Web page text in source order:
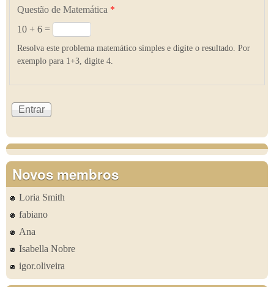
Questão de Matemática *
10 + 6 =
Resolva este problema matemático simples e digite o resultado. Por
exemplo para 1+3, digite 4.
Novos membros
Loria Smith
fabiano
Ana
Isabella Nobre
igor.oliveira